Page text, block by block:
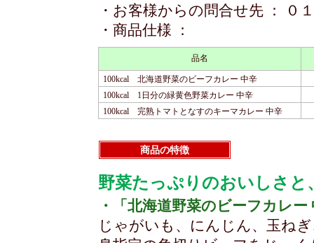
・お客様からの問合せ先 ： ０
・商品仕様 ：
品名
100kcal 北海道野菜のビーフカレー 中辛
100kcal 1日分の緑黄色野菜カレー 中辛
100kcal 完熟トマトとなすのキーマカレー 中辛
商品の特徴
野菜たっぷりのおいしさ
・「北海道野菜のビーフカレー
じゃがいも、にんじん、玉ね